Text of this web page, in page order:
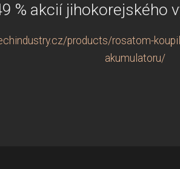
% akcií jihokorejského
products/rosatom-
akumulatoru/